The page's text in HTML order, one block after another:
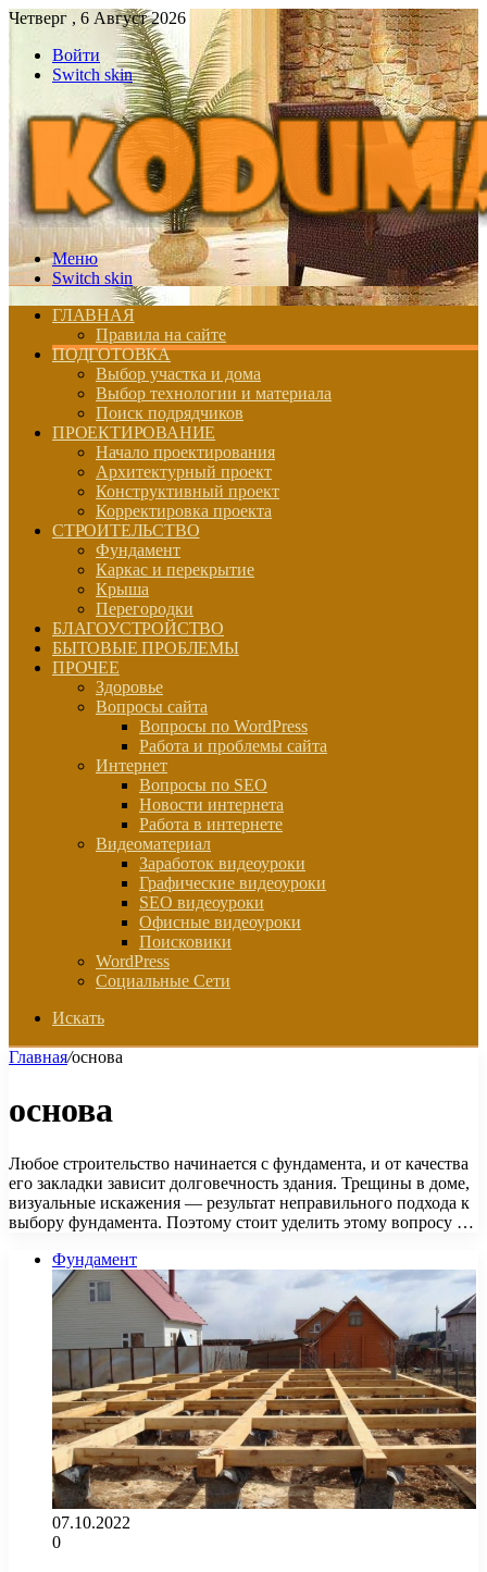
Четверг , 6 Август 2026
Войти
Switch skin
Меню
Switch skin
ГЛАВНАЯ
Правила на сайте
ПОДГОТОВКА
Выбор участка и дома
Выбор технологии и материала
Поиск подрядчиков
ПРОЕКТИРОВАНИЕ
Начало проектирования
Архитектурный проект
Конструктивный проект
Корректировка проекта
СТРОИТЕЛЬСТВО
Фундамент
Каркас и перекрытие
Крыша
Перегородки
БЛАГОУСТРОЙСТВО
БЫТОВЫЕ ПРОБЛЕМЫ
ПРОЧЕЕ
Здоровье
Вопросы сайта
Вопросы по WordPress
Работа и проблемы сайта
Интернет
Вопросы по SEO
Новости интернета
Работа в интернете
Видеоматериал
Заработок видеоуроки
Графические видеоуроки
SEO видеоуроки
Офисные видеоуроки
Поисковики
WordPress
Социальные Сети
Искать
Главная/основа
основа
Любое строительство начинается с фундамента, и от качества
его закладки зависит долговечность здания. Трещины в доме,
визуальные искажения — результат неправильного подхода к
выбору фундамента. Поэтому стоит уделить этому вопросу …
Фундамент
07.10.2022
0